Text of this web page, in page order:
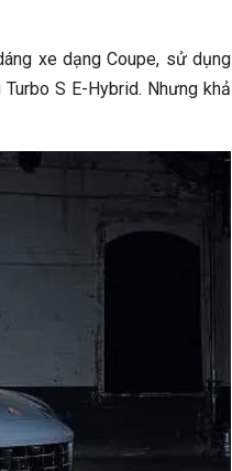
xe dạng Coupe, sử dụng
S E-Hybrid. Nhưng khả